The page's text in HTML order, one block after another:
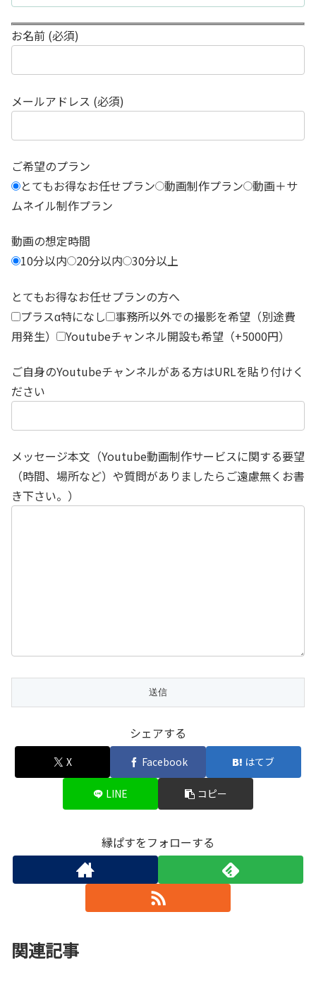
お名前 (必須)
メールアドレス (必須)
ご希望のプラン
とてもお得なお任せプラン 動画制作プラン 動画＋サ
ムネイル制作プラン
動画の想定時間
10分以内
20分以内 30分以上
とてもお得なお任せプランの方へ
プラスα特になし
事務所以外での撮影を希望（別途費
用発生）
Youtubeチャンネル開設も希望（+5000円）
ご自身のYoutubeチャンネルがある方はURLを貼り付けく
ださい
メッセージ本文（Youtube動画制作サービスに関する要望
（時間、場所など）や質問がありましたらご遠慮無くお書
き下さい。）
シェアする
X Facebook はてブ
LINE コピー
縁ぱすをフォローする
関連記事